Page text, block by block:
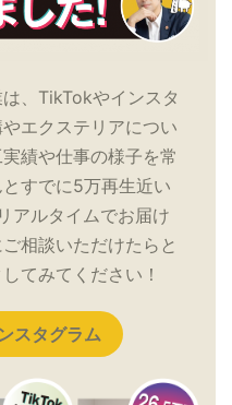
、TikTokやインスタ
エクステリアについ
績や仕事の様子を常
すでに5万再生近い
アルタイムでお届け
相談いただけたらと
てみてください！
スタグラム